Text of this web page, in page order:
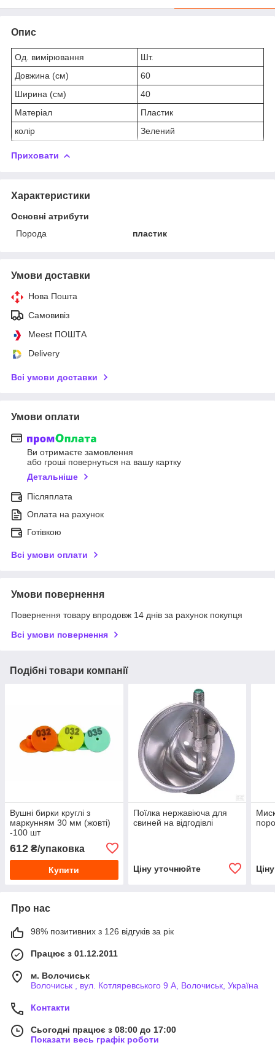
Опис
Од. вимірювання
Шт.
Довжина (см)
60
Ширина (см)
40
Матеріал
Пластик
колір
Зелений
Приховати
Характеристики
Основні атрибути
Порода
пластик
Умови доставки
Нова Пошта
Самовивіз
Meest ПОШТА
Delivery
Всі умови доставки
Умови оплати
Ви отримаєте замовлення
або гроші повернуться на вашу картку
Детальніше
Післяплата
Оплата на рахунок
Готівкою
Всі умови оплати
Умови повернення
Повернення товару впродовж 14 днів за рахунок покупця
Всі умови повернення
Подібні товари компанії
Вушні бирки круглі з
маркунням 30 мм (жовті)
-100 шт
612 ₴/упаковка
Купити
Поїлка нержавіюча для
свиней на відгодівлі
Ціну уточнюйте
Про нас
98% позитивних з 126 відгуків за рік
Працює з 01.12.2011
м. Волочиськ
Волочиськ , вул. Котляревського 9 А, Волочиськ, Україна
Контакти
Сьогодні працює з 08:00 до 17:00
Показати весь графік роботи